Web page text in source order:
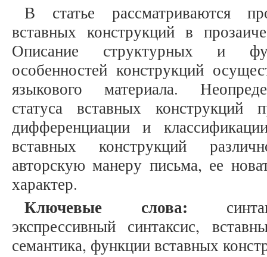
В статье рассматриваются
вставных конструкций в
Описание структурных и
особенностей конструкций
языкового материала.
статуса вставных
дифференциации и
вставных конструкций
авторскую манеру письма, ее
характер.
Ключевые слова:
экспрессивный синтаксис,
семантика, функции вставных